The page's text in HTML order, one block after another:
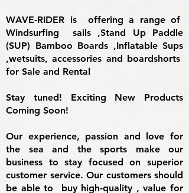
WAVE-RIDER is offering a range of
Windsurfing sails ,Stand Up Paddle
(SUP) Bamboo Boards ,Inflatable Sups
,wetsuits, accessories and boardshorts
for Sale and Rental
Stay tuned! Exciting New Products
Coming Soon!
Our experience, passion and love for
the sea and the sports make our
business to stay focused on superior
customer service. Our customers should
be able to buy high-quality , value for